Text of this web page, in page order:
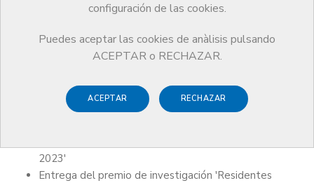
configuración de las cookies.
Puedes aceptar las cookies de anàlisis pulsando
ACEPTAR o RECHAZAR.
ACEPTAR RECHAZAR
17ª Noche de la Profesión de
Aperitivo al jardín
2023'
Entrega del premio de investigación 'Residentes